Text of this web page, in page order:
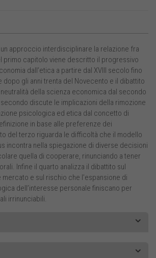
un approccio interdisciplinare la relazione fra
primo capitolo viene descritto il progressivo
dall’etica a partire dal XVIII secolo fino
dopo gli anni trenta del Novecento e il dibattito
della scienza economica dal secondo
discute le implicazioni della rimozione
psicologica ed etica dal concetto di
in base alle preferenze dei
del terzo riguarda le difficoltà che il modello
incontra nella spiegazione di diverse decisioni
quella di cooperare, rinunciando a tener
Infine il quarto analizza il dibattito sul
e sul rischio che l’espansione di
dell’interesse personale finiscano per
irrinunciabili.